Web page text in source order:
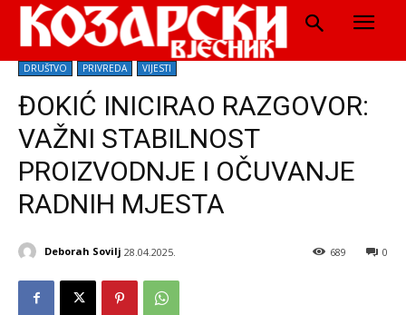
DRUŠTVO PRIVREDA VIJESTI
ĐOKIĆ INICIRAO RAZGOVOR:
VAŽNI STABILNOST
PROIZVODNJE I OČUVANJE
RADNIH MJESTA
Deborah Sovilj 28.04.2025. 0
689